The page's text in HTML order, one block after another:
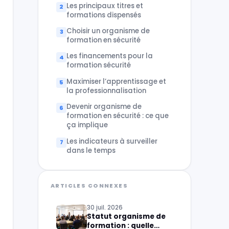
Les principaux titres et
formations dispensés
Choisir un organisme de
formation en sécurité
Les financements pour la
formation sécurité
Maximiser l’apprentissage et
la professionnalisation
Devenir organisme de
formation en sécurité : ce que
ça implique
Les indicateurs à surveiller
dans le temps
ARTICLES CONNEXES
30 juil. 2026
Statut organisme de
formation : quelle